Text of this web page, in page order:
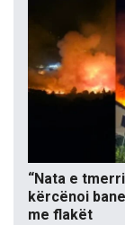
“Nata e
kërcënoi
me flakët